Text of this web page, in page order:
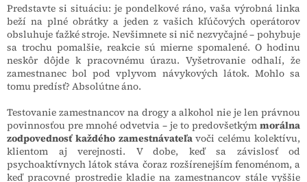
Predstavte si situáciu: je pondelkové ráno, vaša výrobná linka
beží na plné obrátky a jeden z vašich kľúčových operátorov
obsluhuje ťažké stroje. Nevšimnete si nič nezvyčajné – pohybuje
sa trochu pomalšie, reakcie sú mierne spomalené. O hodinu
neskôr dôjde k pracovnému úrazu. Vyšetrovanie odhalí, že
zamestnanec bol pod vplyvom návykových látok. Mohlo sa
tomu predísť? Absolútne áno.
Testovanie zamestnancov na drogy a alkohol nie je len právnou
povinnosťou pre mnohé odvetvia – je to predovšetkým morálna
zodpovednosť každého zamestnávateľavoči celému kolektívu,
klientom aj verejnosti. V dobe, keď sa závislosť od
psychoaktívnych látok stáva čoraz rozšírenejším fenoménom, a
keď pracovné prostredie kladie na zamestnancov stále vyššie